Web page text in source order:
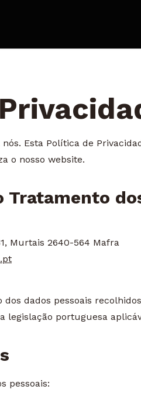
Esta Política de
o nosso website.
Tratamento
Murtais 2640-564 Mafra
dados pessoais
legislação portuguesa
pessoais: